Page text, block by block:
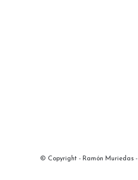
© Copyright - Ramón Muriedas -